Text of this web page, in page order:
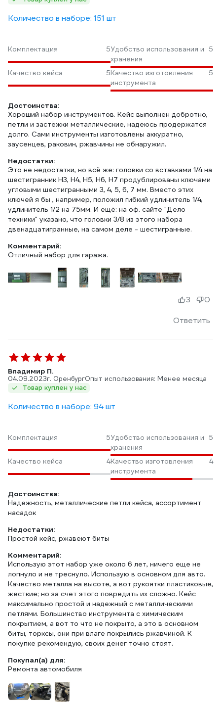
Количество в наборе: 151 шт
Комплектация 5Удобство использования и
хранения
5
Качество кейса 5Качество изготовления
инструмента
5
Достоинства:
Хороший набор инструментов. Кейс выполнен добротно,
петли и застёжки металлические, надеюсь продержатся
долго. Сами инструменты изготовлены аккуратно,
заусенцев, раковин, ржавчины не обнаружил.
Недостатки:
Это не недостатки, но всё же: головки со вставками 1/4 на
шестигранник H3, H4, H5, H6, H7 продублированы ключами
угловыми шестигранными 3, 4, 5, 6, 7 мм. Вместо этих
ключей я бы , например, положил гибкий удлинитель 1/4,
удлинитель 1/2 на 75мм. И ещё: на оф. сайте "Дело
техники" указано, что головки 3/8 из этого набора
двенадцатигранные, на самом деле - шестигранные.
Комментарий:
Отличный набор для гаража.
Ответить
3 0
Владимир П.
04.09.2023г. ОренбургОпыт использования: Менее месяца
Товар куплен у нас
Количество в наборе: 94 шт
Комплектация 5Удобство использования и
хранения
5
Качество кейса 4Качество изготовления
инструмента
4
Достоинства:
Надежность, металлические петли кейса, ассортимент
насадок
Недостатки:
Простой кейс, ржавеют биты
Комментарий:
Использую этот набор уже около 6 лет, ничего еще не
лопнуло и не треснуло. Использую в основном для авто.
Качество металла на высоте, а вот рукоятки пластиковые,
жесткие; но за счет этого повредить их сложно. Кейс
максимально простой и надежный с металлическими
петлями. Большинство инструмента с химическим
покрытием, а вот то что не покрыто, а это в основном
биты, торксы, они при влаге покрылись ржавчиной. К
покупке рекомендую, своих денег точно стоят.
Покупал(а) для:
Ремонта автомобиля